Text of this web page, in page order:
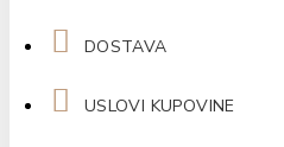
DOSTAVA
USLOVI KUPOVINE